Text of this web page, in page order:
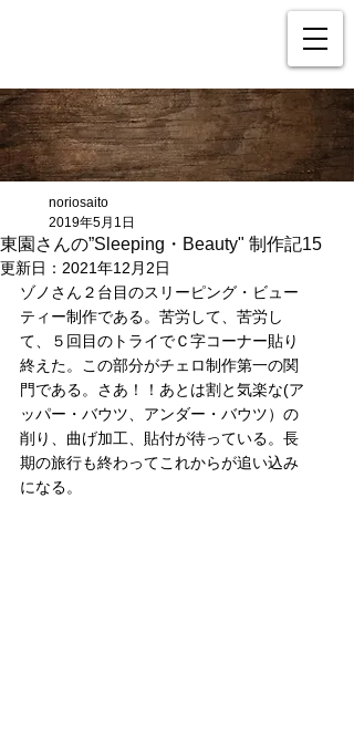
東園さんの”Sleeping・Beauty" 制作記15
noriosaito
2019年5月1日
更新日： 2021年12月2日
ゾノさん２台目のスリーピング・ビュー
ティー制作である。苦労して、苦労し
て、５回目のトライでＣ字コーナー貼り
終えた。この部分がチェロ制作第一の関
門である。さあ！！あとは割と気楽な(ア
ッパー・バウツ、アンダー・バウツ）の
削り、曲げ加工、貼付が待っている。長
期の旅行も終わってこれからが追い込み
になる。